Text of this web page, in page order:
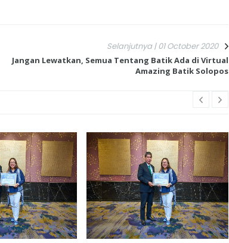
Selanjutnya | 01 October 2020
Jangan Lewatkan, Semua Tentang Batik Ada di Virtual
Amazing Batik Solopos